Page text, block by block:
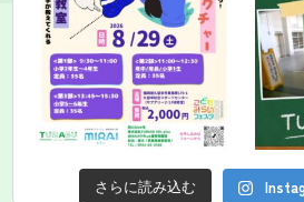
さらに読み込む